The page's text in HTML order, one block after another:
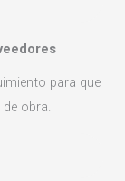
para que
obra.